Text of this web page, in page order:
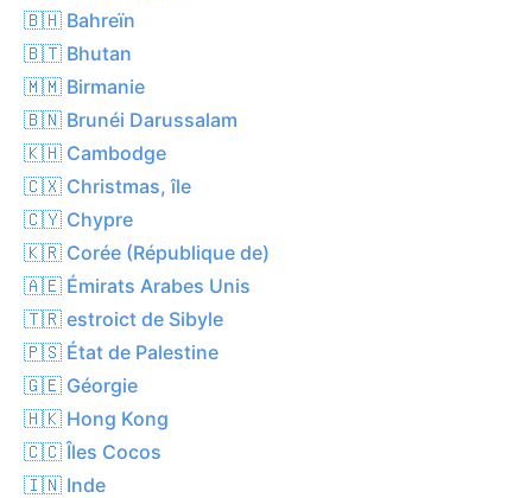
🇧🇭 Bahreïn
🇧🇹 Bhutan
🇲🇲 Birmanie
🇧🇳 Brunéi Darussalam
🇰🇭 Cambodge
🇨🇽 Christmas, île
🇨🇾 Chypre
🇰🇷 Corée (République de)
🇦🇪 Émirats Arabes Unis
🇹🇷 estroict de Sibyle
🇵🇸 État de Palestine
🇬🇪 Géorgie
🇭🇰 Hong Kong
🇨🇨 Îles Cocos
🇮🇳 Inde